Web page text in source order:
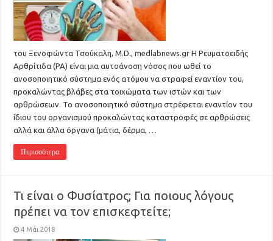
του Ξενοφώντα Τσούκαλη, M.D., medlabnews.gr Η Ρευματοειδής
Αρθρίτιδα (ΡΑ) είναι μια αυτοάνοση νόσος που ωθεί το
ανοσοποιητικό σύστημα ενός ατόμου να στραφεί εναντίον του,
προκαλώντας βλάβες στα τοιχώματα των ιστών και των
αρθρώσεων. Το ανοσοποιητικό σύστημα στρέφεται εναντίον του
ίδιου του οργανισμού προκαλώντας καταστροφές σε αρθρώσεις
αλλά και άλλα όργανα (μάτια, δέρμα, …
Περισσότερα
Τι είναι ο Φυσίατρος; Για ποιους λόγους
πρέπει να τον επισκεφτείτε;
4 Μάι 2018